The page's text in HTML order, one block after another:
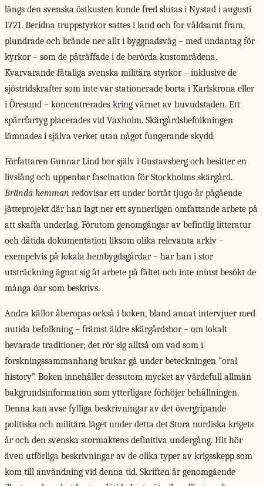
längs den svenska östkusten kunde fred slutas i Nystad i augusti
1721. Beridna truppstyrkor sattes i land och for våldsamt fram,
plundrade och brände ner allt i byggnadsväg – med undantag för
kyrkor – som de påträffade i de berörda kustområdena.
Kvarvarande fåtaliga svenska militära styrkor – inklusive de
sjöstridskrafter som inte var stationerade borta i Karlskrona eller
i Öresund – koncentrerades kring värnet av huvudstaden. Ett
spärrfartyg placerades vid Vaxholm. Skärgårdsbefolkningen
lämnades i själva verket utan något fungerande skydd.
Författaren Gunnar Lind bor själv i Gustavsberg och besitter en
livslång och uppenbar fascination för Stockholms skärgård.
Brända hemman redovisar ett under bortåt tjugo år pågående
jätteprojekt där han lagt ner ett synnerligen omfattande arbete på
att skaffa underlag. Förutom genomgångar av befintlig litteratur
och dåtida dokumentation liksom olika relevanta arkiv –
exempelvis på lokala hembygdsgårdar – har han i stor
utsträckning ägnat sig åt arbete på fältet och inte minst besökt de
många öar som beskrivs.
Andra källor åberopas också i boken, bland annat intervjuer med
nutida befolkning – främst äldre skärgårdsbor – om lokalt
bevarade traditioner; det rör sig alltså om vad som i
forskningssammanhang brukar gå under beteckningen ”oral
history”. Boken innehåller dessutom mycket av värdefull allmän
bakgrundsinformation som ytterligare förhöjer behållningen.
Denna kan avse fylliga beskrivningar av det övergripande
politiska och militära läget under detta det Stora nordiska krigets
år och den svenska stormaktens definitiva undergång. Hit hör
även utförliga beskrivningar av de olika typer av krigsskepp som
kom till användning vid denna tid. Skriften är genomgående